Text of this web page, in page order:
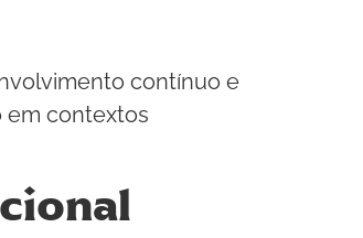
contínuo e
em contextos